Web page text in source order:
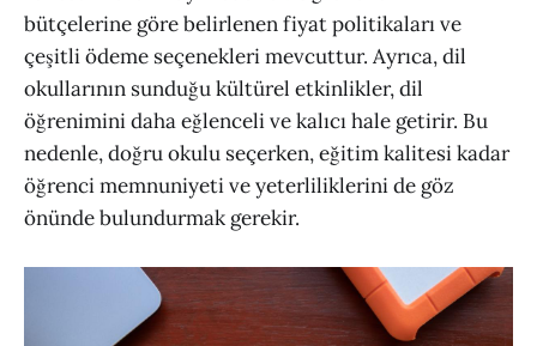
bütçelerine göre belirlenen fiyat politikaları ve
çeşitli ödeme seçenekleri mevcuttur. Ayrıca, dil
okullarının sunduğu kültürel etkinlikler, dil
öğrenimini daha eğlenceli ve kalıcı hale getirir. Bu
nedenle, doğru okulu seçerken, eğitim kalitesi kadar
öğrenci memnuniyeti ve yeterliliklerini de göz
önünde bulundurmak gerekir.